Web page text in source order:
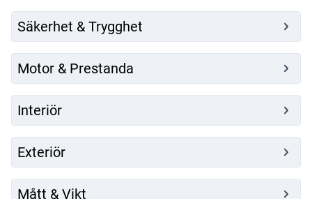
Säkerhet & Trygghet
Motor & Prestanda
Interiör
Exteriör
Mått & Vikt